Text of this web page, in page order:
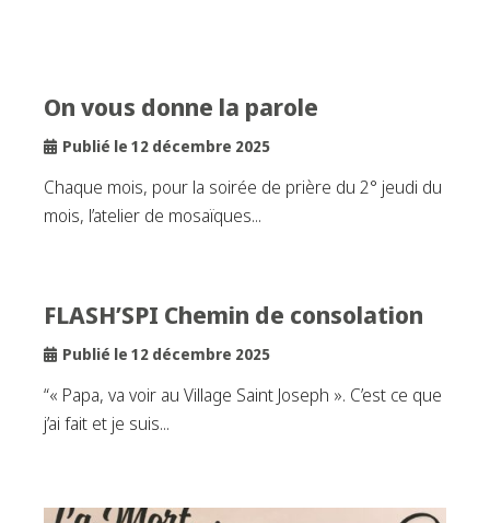
On vous donne la parole
Publié le 12 décembre 2025
Chaque mois, pour la soirée de prière du 2° jeudi du
mois, l’atelier de mosaïques...
FLASH’SPI Chemin de consolation
Publié le 12 décembre 2025
“« Papa, va voir au Village Saint Joseph ». C’est ce que
j’ai fait et je suis...